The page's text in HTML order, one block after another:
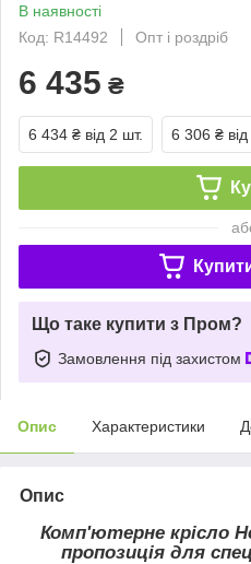
В наявності
Код: R14492
Опт і роздріб
6 435 ₴
6 434 ₴ від 2 шт. 6 306 ₴
Що таке купити з Пром?
Замовлення під захистом
Опис Характеристики
Опис
Комп'ютерне крісло
пропозиція для